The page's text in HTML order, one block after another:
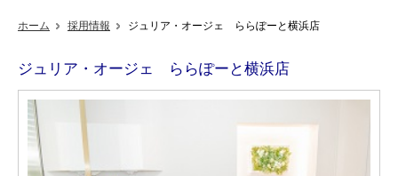
ホーム 採用情報 ジュリア・オージェ ららぽーと横浜店
ジュリア・オージェ ららぽーと横浜店